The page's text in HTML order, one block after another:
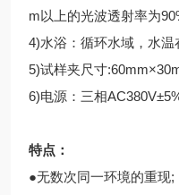
m以上的光波透射率为
4)水浴：循环水域，水
5)试样夹尺寸
6)电源：三相
特点：
●无数次同一环境的重现;